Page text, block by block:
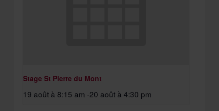
Stage St Pierre du Mont
19 août à 8:15 am -20 août à 4:30 pm